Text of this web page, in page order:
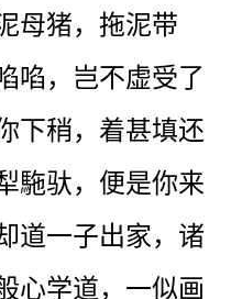
母猪，拖泥带
啗，岂不虚受了
下稍，着甚填还
駞驮，便是你来
道一子出家，诸
心学道，一似画